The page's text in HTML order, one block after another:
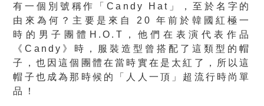
有一個別號稱作「Candy Hat」，至於名字的
由來為何？主要是來自 20 年前於韓國紅極一
時的男子團體H.O.T，他們在表演代表作品
《Candy》時，服裝造型曾搭配了這類型的帽
子，也因這個團體在當時實在是太紅了，所以這
帽子也成為那時候的「人人一頂」超流行時尚單
品！